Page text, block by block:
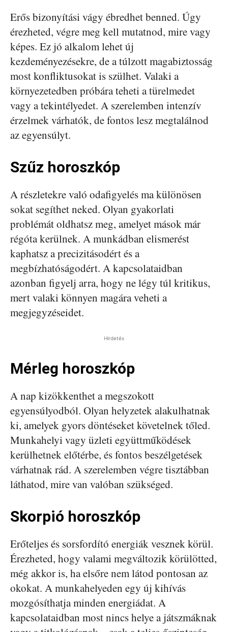
Erős bizonyítási vágy ébredhet benned. Úgy
érezheted, végre meg kell mutatnod, mire vagy
képes. Ez jó alkalom lehet új
kezdeményezésekre, de a túlzott magabiztosság
most konfliktusokat is szülhet. Valaki a
környezetedben próbára teheti a türelmedet
vagy a tekintélyedet. A szerelemben intenzív
érzelmek várhatók, de fontos lesz megtalálnod
az egyensúlyt.
Szűz horoszkóp
A részletekre való odafigyelés ma különösen
sokat segíthet neked. Olyan gyakorlati
problémát oldhatsz meg, amelyet mások már
régóta kerülnek. A munkádban elismerést
kaphatsz a precizitásodért és a
megbízhatóságodért. A kapcsolataidban
azonban figyelj arra, hogy ne légy túl kritikus,
mert valaki könnyen magára veheti a
megjegyzéseidet.
Hirdetés
Mérleg horoszkóp
A nap kizökkenthet a megszokott
egyensúlyodból. Olyan helyzetek alakulhatnak
ki, amelyek gyors döntéseket követelnek tőled.
Munkahelyi vagy üzleti együttműködések
kerülhetnek előtérbe, és fontos beszélgetések
várhatnak rád. A szerelemben végre tisztábban
láthatod, mire van valóban szükséged.
Skorpió horoszkóp
Erőteljes és sorsfordító energiák vesznek körül.
Érezheted, hogy valami megváltozik körülötted,
még akkor is, ha elsőre nem látod pontosan az
okokat. A munkahelyeden egy új kihívás
mozgósíthatja minden energiádat. A
kapcsolataidban most nincs helye a játszmáknak